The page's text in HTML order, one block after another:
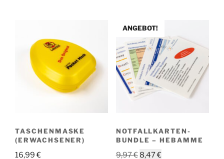
TASCHENMASKE
(ERWACHSENER)
16,99€
ANGEBOT!
NOTFALLKARTEN-
BUNDLE – HEBAMME
9,97€ Ursprünglicher
8,47€Aktueller